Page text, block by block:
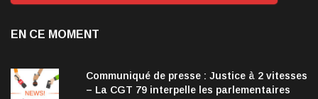
EN CE MOMENT
Communiqué de presse : Justice à 2 vitesses
– La CGT 79 interpelle les parlementaires